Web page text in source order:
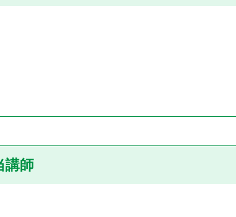
講師